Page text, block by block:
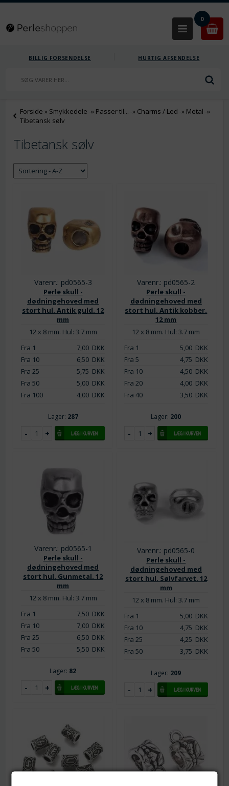
0
BILLIG FORSENDELSE HURTIG AFSENDELSE
Forside » Smykkedele -» Passer til... -» Charms / Led -» Metal -»
Tibetansk sølv
Tibetansk sølv
Varenr.: pd0565-3
Perle skull -
dødningehoved med
stort hul. Antik guld. 12
mm
12 x 8 mm. Hul: 3.7 mm
Fra 1
7,00DKK
Fra 10
6,50DKK
Fra 25
5,75 DKK
Fra 50
5,00DKK
Fra 100
4,00DKK
Lager: 287
Varenr.: pd0565-2
Perle skull -
dødningehoved med
stort hul. Antik kobber.
12 mm
12 x 8 mm. Hul: 3.7 mm
Fra 1
5,00DKK
Fra 5
4,75 DKK
Fra 10
4,50DKK
Fra 20
4,00DKK
Fra 40
3,50DKK
Lager: 200
Varenr.: pd0565-1
Perle skull -
dødningehoved med
stort hul. Gunmetal. 12
mm
12 x 8 mm. Hul: 3.7 mm
Fra 1
7,50DKK
Fra 10
7,00DKK
Fra 25
6,50DKK
Fra 50
5,50DKK
Lager: 82
Varenr.: pd0565-0
Perle skull -
dødningehoved med
stort hul. Sølvfarvet. 12
mm
12 x 8 mm. Hul: 3.7 mm
Fra 1
5,00DKK
Fra 10
4,75 DKK
Fra 25
4,25 DKK
Fra 50
3,75 DKK
Lager: 209